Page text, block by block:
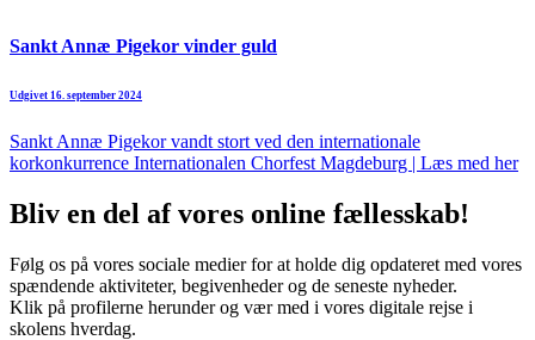
Sankt Annæ Pigekor vinder guld
Udgivet 16. september 2024
Sankt Annæ Pigekor vandt stort ved den internationale
korkonkurrence Internationalen Chorfest Magdeburg | Læs med her
Bliv en del af vores online fællesskab!
Følg os på vores sociale medier for at holde dig opdateret med vores
spændende aktiviteter, begivenheder og de seneste nyheder.
Klik på profilerne herunder og vær med i vores digitale rejse i
skolens hverdag.